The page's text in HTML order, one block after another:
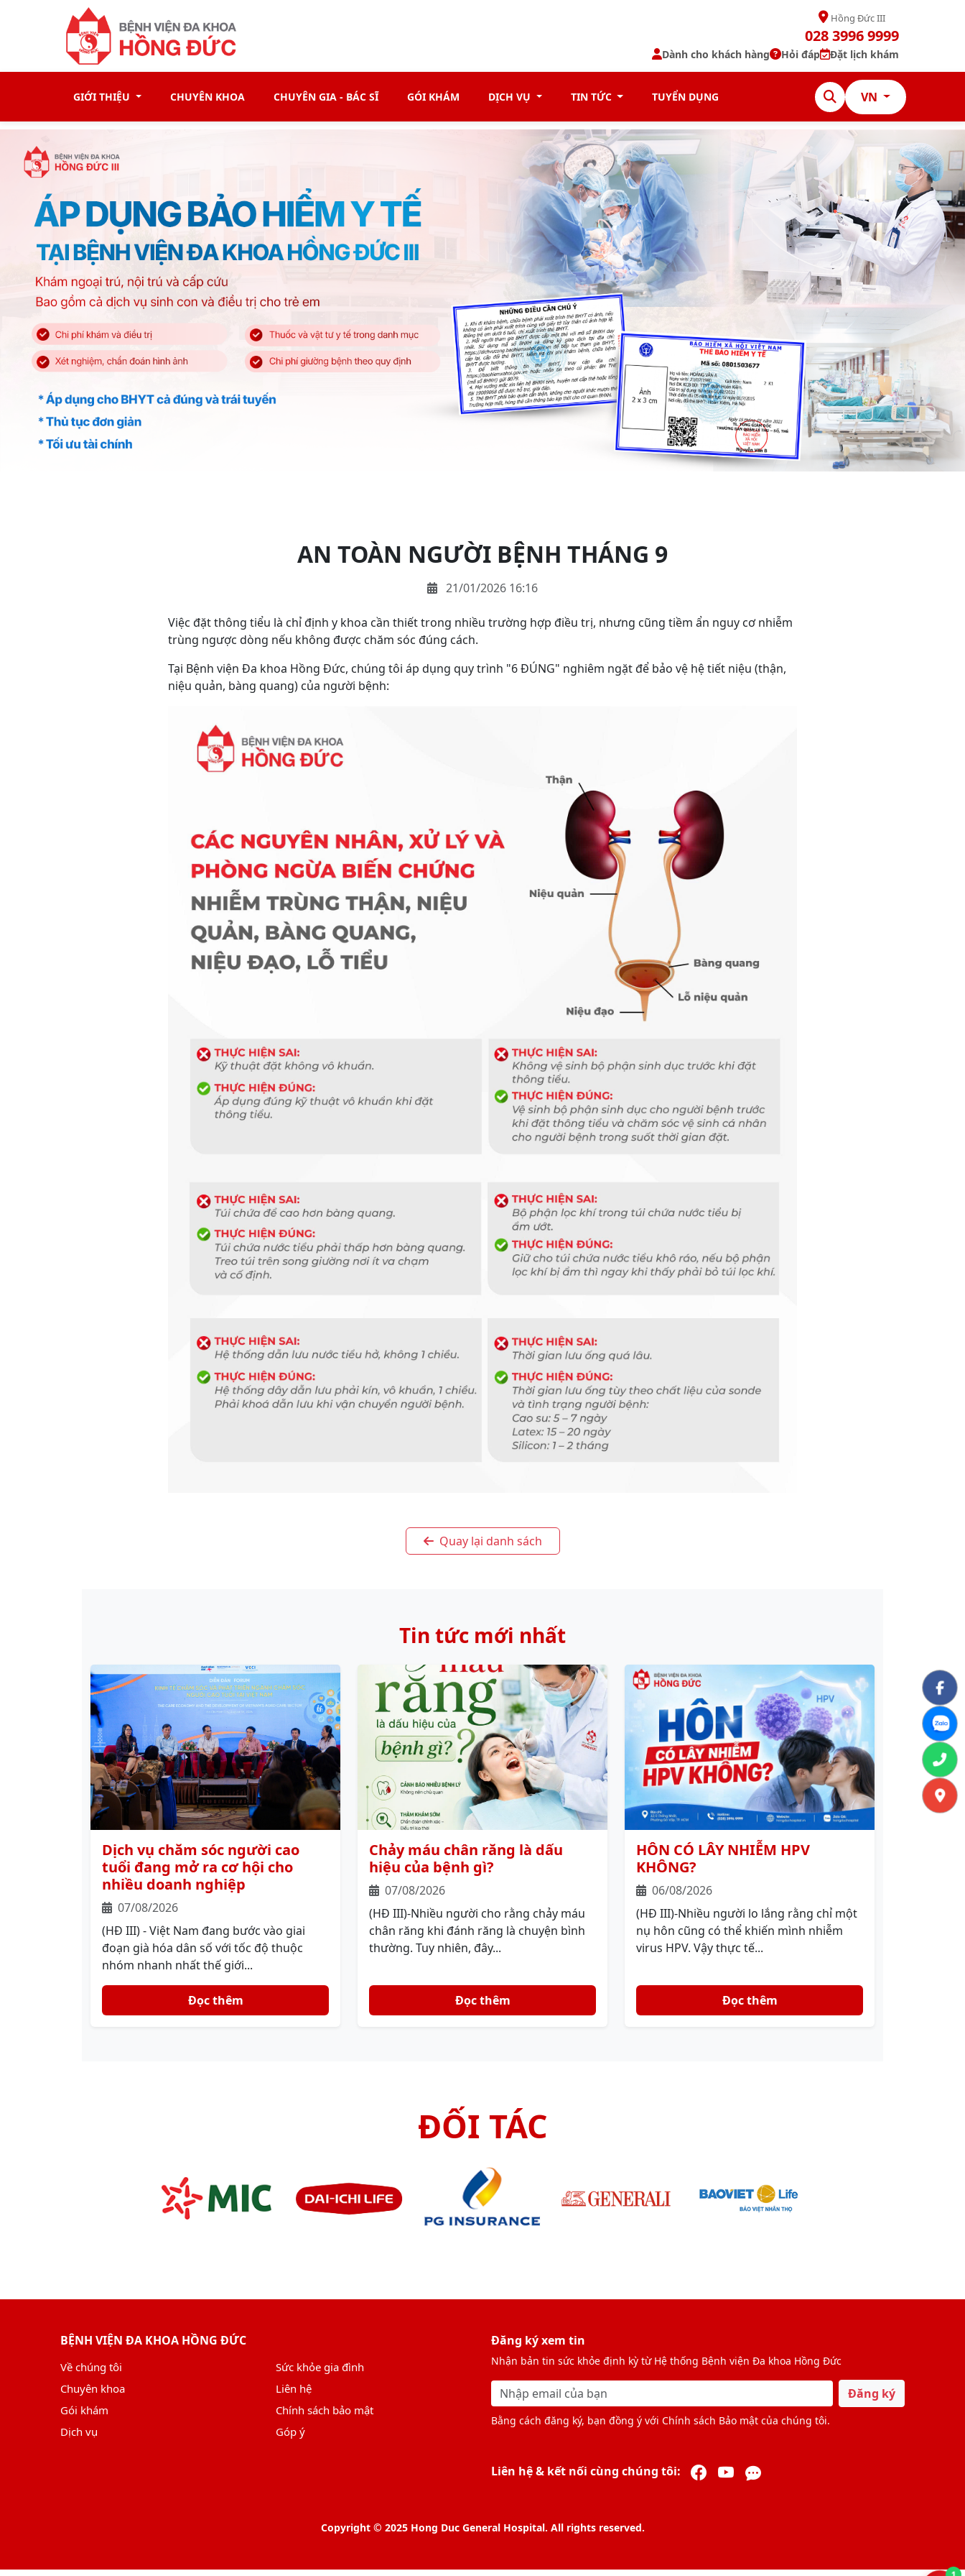
Hồng Đức III
028 3996 9999
Dành cho khách hàng Hỏi đáp Đặt lịch khám
GIỚI THIỆU CHUYÊN KHOA CHUYÊN GIA - BÁC SĨ GÓI KHÁM DỊCH VỤ TIN TỨC TUYỂN DỤNG VN
1
AN TOÀN NGƯỜI BỆNH THÁNG 9
21/01/2026 16:16
Việc đặt thông tiểu là chỉ định y khoa cần thiết trong nhiều trường hợp điều trị, nhưng cũng tiềm ẩn nguy cơ nhiễm
trùng ngược dòng nếu không được chăm sóc đúng cách.
Tại Bệnh viện Đa khoa Hồng Đức, chúng tôi áp dụng quy trình "6 ĐÚNG" nghiêm ngặt để bảo vệ hệ tiết niệu (thận,
niệu quản, bàng quang) của người bệnh:
Quay lại danh sách
Tin tức mới nhất
Dịch vụ chăm sóc người cao
tuổi đang mở ra cơ hội cho
nhiều doanh nghiệp
07/08/2026
(HĐ III) - Việt Nam đang bước vào giai
đoạn già hóa dân số với tốc độ thuộc
nhóm nhanh nhất thế giới...
Đọc thêm
Chảy máu chân răng là dấu
hiệu của bệnh gì?
07/08/2026
(HĐ III)-Nhiều người cho rằng chảy máu
chân răng khi đánh răng là chuyện bình
thường. Tuy nhiên, đây...
Đọc thêm
HÔN CÓ LÂY NHIỄM HPV
KHÔNG?
06/08/2026
(HĐ III)-Nhiều người lo lắng rằng chỉ một
nụ hôn cũng có thể khiến mình nhiễm
virus HPV. Vậy thực tế...
Đọc thêm
ĐỐI TÁC
BỆNH VIỆN ĐA KHOA HỒNG ĐỨC
Về chúng tôi
Chuyên khoa
Gói khám
Dịch vụ
Sức khỏe gia đình
Liên hệ
Chính sách bảo mật
Góp ý
Đăng ký xem tin
Nhận bản tin sức khỏe định kỳ từ Hệ thống Bệnh viện Đa khoa Hồng Đức
Đăng ký
Bằng cách đăng ký, bạn đồng ý với Chính sách Bảo mật của chúng tôi.
Liên hệ & kết nối cùng chúng tôi:
Copyright © 2025 Hong Duc General Hospital. All rights reserved.